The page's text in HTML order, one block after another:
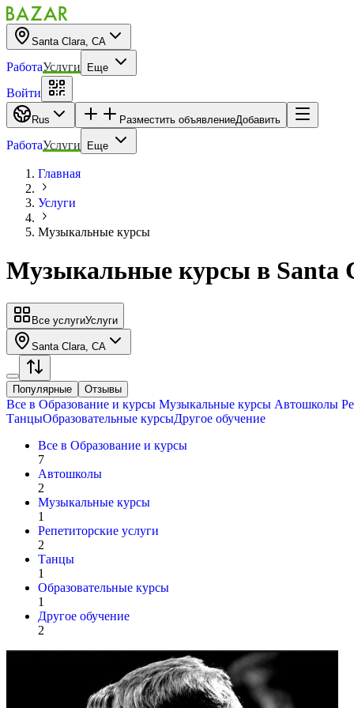
Santa Clara, CA
РаботаУслуги Еще
Войти
Rus Разместить объявлениеДобавить
РаботаУслуги Еще
Главная
Услуги
Музыкальные курсы
Музыкальные курсы в Santa
Все услугиУслуги
Santa Clara, CA
Популярные Отзывы
Все в Образование и курсы Музыкальные курсы Автошколы
ТанцыОбразовательные курсыДругое обучение
Все в Образование и курсы
7
Автошколы
2
Музыкальные курсы
1
Репетиторские услуги
2
Танцы
1
Образовательные курсы
1
Другое обучение
2